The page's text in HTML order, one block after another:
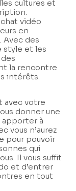
cultures et
vidéo
en
des
style et les
la rencontre
intérêts.
avec votre
donner une
apporter à
vous n’aurez
pour pouvoir
qui
Il vous suffit
et d’entrer
en tout